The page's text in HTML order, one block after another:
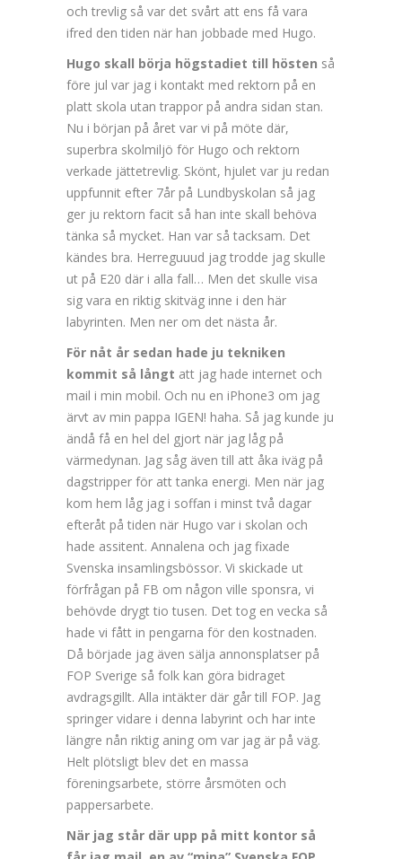
och trevlig så var det svårt att ens få vara
ifred den tiden när han jobbade med Hugo.
Hugo skall börja högstadiet till hösten så
före jul var jag i kontakt med rektorn på en
platt skola utan trappor på andra sidan stan.
Nu i början på året var vi på möte där,
superbra skolmiljö för Hugo och rektorn
verkade jättetrevlig. Skönt, hjulet var ju redan
uppfunnit efter 7år på Lundbyskolan så jag
ger ju rektorn facit så han inte skall behöva
tänka så mycket. Han var så tacksam. Det
kändes bra. Herreguuud jag trodde jag skulle
ut på E20 där i alla fall… Men det skulle visa
sig vara en riktig skitväg inne i den här
labyrinten. Men ner om det nästa år.
För nåt år sedan hade ju tekniken
kommit så långt att jag hade internet och
mail i min mobil. Och nu en iPhone3 om jag
ärvt av min pappa IGEN! haha. Så jag kunde ju
ändå få en hel del gjort när jag låg på
värmedynan. Jag såg även till att åka iväg på
dagstripper för att tanka energi. Men när jag
kom hem låg jag i soffan i minst två dagar
efteråt på tiden när Hugo var i skolan och
hade assitent. Annalena och jag fixade
Svenska insamlingsbössor. Vi skickade ut
förfrågan på FB om någon ville sponsra, vi
behövde drygt tio tusen. Det tog en vecka så
hade vi fått in pengarna för den kostnaden.
Då började jag även sälja annonsplatser på
FOP Sverige så folk kan göra bidraget
avdragsgillt. Alla intäkter där går till FOP. Jag
springer vidare i denna labyrint och har inte
längre nån riktig aning om var jag är på väg.
Helt plötsligt blev det en massa
föreningsarbete, större årsmöten och
pappersarbete.
När jag står där upp på mitt kontor så